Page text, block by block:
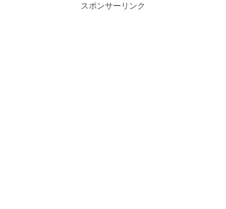
スポンサーリンク